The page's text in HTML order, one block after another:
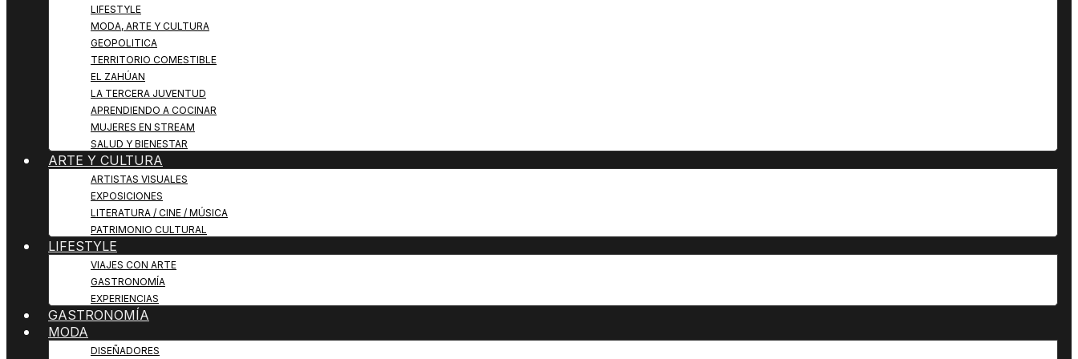
LIFESTYLE
MODA, ARTE Y CULTURA
GEOPOLITICA
TERRITORIO COMESTIBLE
EL ZAHÚAN
LA TERCERA JUVENTUD
APRENDIENDO A COCINAR
MUJERES EN STREAM
SALUD Y BIENESTAR
ARTE Y CULTURA
ARTISTAS VISUALES
EXPOSICIONES
LITERATURA / CINE / MÚSICA
PATRIMONIO CULTURAL
LIFESTYLE
VIAJES CON ARTE
GASTRONOMÍA
EXPERIENCIAS
GASTRONOMÍA
MODA
DISEÑADORES